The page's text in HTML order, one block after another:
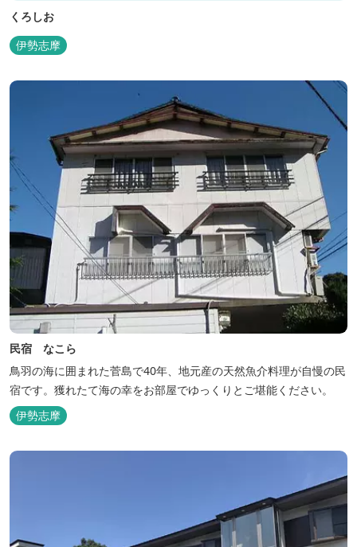
くろしお
伊勢志摩
民宿 なこら
鳥羽の海に囲まれた菅島で40年、地元産の天然魚介料理が自慢の民
宿です。獲れたて海の幸をお部屋でゆっくりとご堪能ください。
伊勢志摩